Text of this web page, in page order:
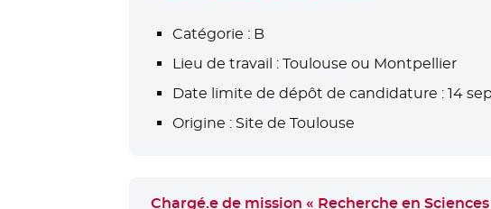
Catégorie : B
Lieu de travail :Toulouse ou Montpellier
Date limite de dépôt de candidature :14
Origine : Site de Toulouse
Chargé.e de mission « Recherche en